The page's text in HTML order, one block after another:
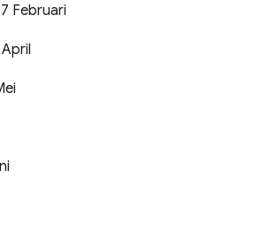
Februari